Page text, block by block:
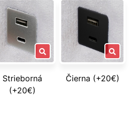
Strieborná
(+20€)
Čierna (+20€)